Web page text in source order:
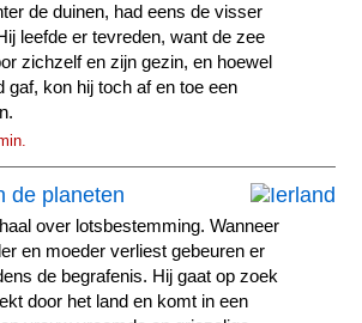
de duinen, had eens de visser
leefde er tevreden, want de zee
zichzelf en zijn gezin, en hoewel
gaf, kon hij toch af en toe een
de planeten
over lotsbestemming. Wanneer
en moeder verliest gebeuren er
de begrafenis. Hij gaat op zoek
door het land en komt in een